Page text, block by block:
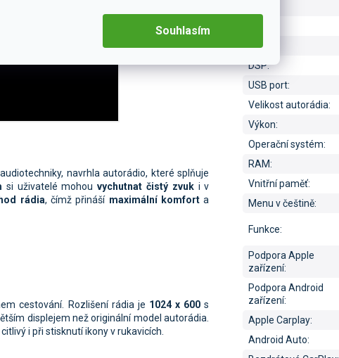
Souhlasím
navrhla autorádio, které splňuje
si uživatelé mohouvychutnat čistý zvuki v
rádia, čímž přináší maximální komfort a
cestování. Rozlišení rádia je 1024 x 600 s
displejem než originální model autorádia.
i při stisknutí ikony v rukavicích.
RDS
DSP:
USB port:
Velikost autorádia:
Výkon:
Operační systém:
RAM:
Vnitřní paměť:
Menu v češtině:
Funkce:
Podpora Apple
zařízení:
Podpora Android
zařízení:
Apple Carplay:
Android Auto: